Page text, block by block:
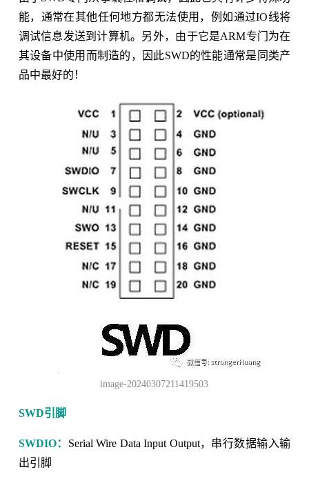
能，通常在其他任何地方都无法使用，例如通过IO线将
调试信息发送到计算机。另外，由于它是ARM专门为在
其设备中使用而制造的，因此SWD的性能通常是同类产
品中最好的！
image-20240307211419503
SWD引脚
SWDIO： Serial Wire Data Input Output，串行数据输入输
出引脚